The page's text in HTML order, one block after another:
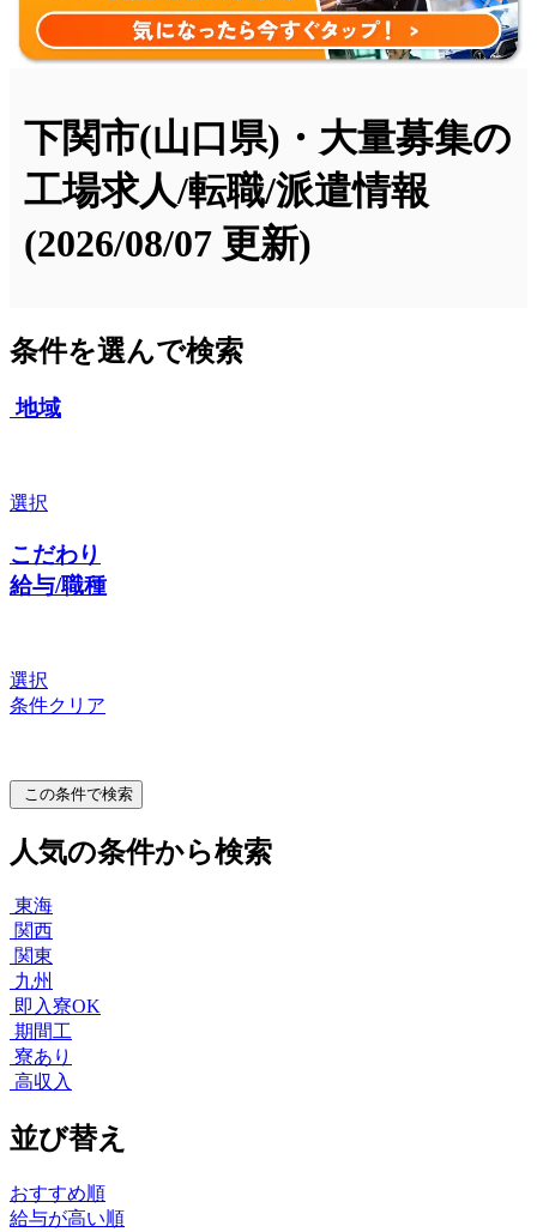
下関市(山口県)・大量募集の
工場求人/転職/派遣情報
(2026/08/07 更新)
条件を選んで検索
地域
選択
こだわり
給与/職種
選択
条件クリア
この条件で検索
人気の条件から検索
東海
関西
関東
九州
即入寮OK
期間工
寮あり
高収入
並び替え
おすすめ順
給与が高い順